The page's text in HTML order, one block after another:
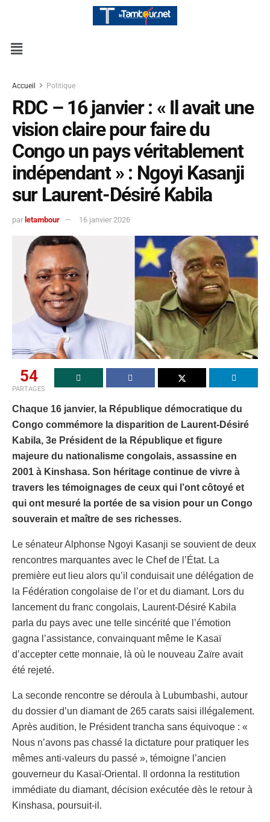
Accueil Politique
RDC – 16 janvier : « Il avait une
vision claire pour faire du
Congo un pays véritablement
indépendant » : Ngoyi Kasanji
sur Laurent-Désiré Kabila
par letambour 16 janvier 2026
54
PARTAGES
Chaque 16 janvier, la République démocratique du
Congo commémore la disparition de Laurent-Désiré
Kabila, 3e Président de la République et figure
majeure du nationalisme congolais, assassine en
2001 à Kinshasa. Son héritage continue de vivre à
travers les témoignages de ceux qui l’ont côtoyé et
qui ont mesuré la portée de sa vision pour un Congo
souverain et maître de ses richesses.
Le sénateur Alphonse Ngoyi Kasanji se souvient de deux
rencontres marquantes avec le Chef de l’État. La
première eut lieu alors qu’il conduisait une délégation de
la Fédération congolaise de l’or et du diamant. Lors du
lancement du franc congolais, Laurent-Désiré Kabila
parla du pays avec une telle sincérité que l’émotion
gagna l’assistance, convainquant même le Kasaï
d’accepter cette monnaie, là où le nouveau Zaïre avait
été rejeté.
La seconde rencontre se déroula à Lubumbashi, autour
du dossier d’un diamant de 265 carats saisi illégalement.
Après audition, le Président trancha sans équivoque : «
Nous n’avons pas chassé la dictature pour pratiquer les
mêmes anti-valeurs du passé », témoigne l’ancien
gouverneur du Kasaï-Oriental. Il ordonna la restitution
immédiate du diamant, décision exécutée dès le retour à
Kinshasa, poursuit-il.